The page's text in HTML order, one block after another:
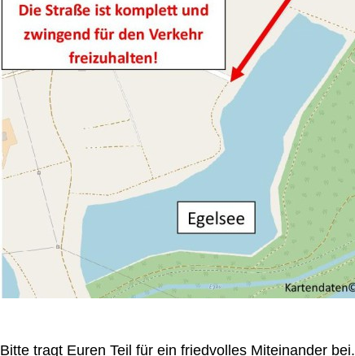
Bitte tragt Euren Teil für ein friedvolles Miteinander bei.